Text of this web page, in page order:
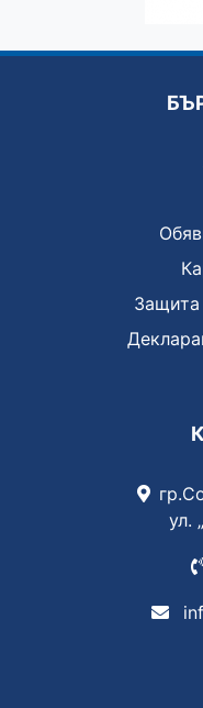
Защита
ул.